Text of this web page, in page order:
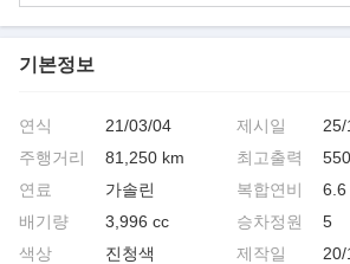
기본정보
연식
21/03/04
주행거리
81,250 km
연료
가솔린
배기량
3,996 cc
색상
진청색
제시일
25/
최고출력
복합연비
6.6
승차정원
5
제작일
20/